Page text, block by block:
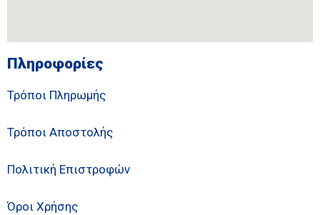
Πληροφορίες
Τρόποι Πληρωμής
Τρόποι Αποστολής
Πολιτική Επιστροφών
Όροι Χρήσης